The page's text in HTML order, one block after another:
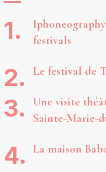
festivals
Le festival de
Une visite
Sainte-Marie-
La maison